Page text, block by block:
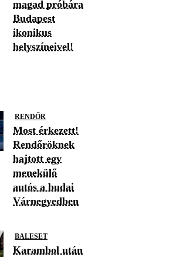
magad próbára
Budapest
ikonikus
helyszíneivel!
RENDŐR
Most érkezett!
Rendőröknek
hajtott egy
menekülő
autós a budai
Várnegyedben
BALESET
Karambol után